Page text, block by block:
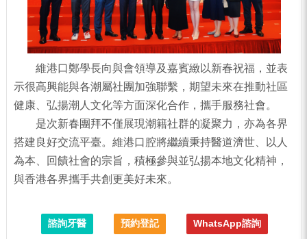
維港口鄭學長向與會領導及嘉賓緻以新春祝福，並表
示很高興能與各潮屬社團加強聯繫，期望未來在推動社區
健康、弘揚潮人文化等方面深化合作，攜手服務社會。
是次新春團拜不僅展現潮籍社群的凝聚力，亦為各界
搭建良好交流平臺。維港口腔將繼續秉持醫道濟世、以人
為本、回饋社會的宗旨，積極參與並弘揚本地文化精神，
與香港各界攜手共創更美好未來。
諮詢牙醫 預約登記 WhatsApp諮詢